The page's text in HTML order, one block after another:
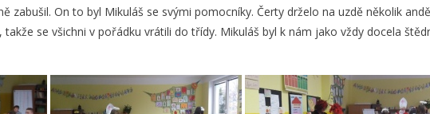
zabušil. On to byl Mikuláš se svými pomocníky. Čerty drželo na uzdě několik
se všichni v pořádku vrátili do třídy. Mikuláš byl k nám jako vždy docela